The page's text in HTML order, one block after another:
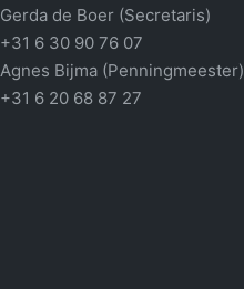
Gerda de Boer (Secretaris)
+31 6 30 90 76 07
Agnes Bijma (Penningmeester)
+31 6 20 68 87 27